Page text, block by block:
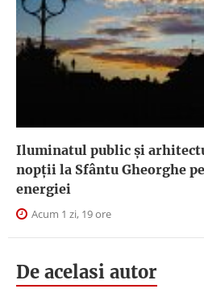
Iluminatul public şi
nopţii la Sfântu Gheorghe
energiei
Acum 1 zi, 19 ore
De acelasi autor